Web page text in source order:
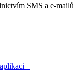
SMS a e-mailů
–